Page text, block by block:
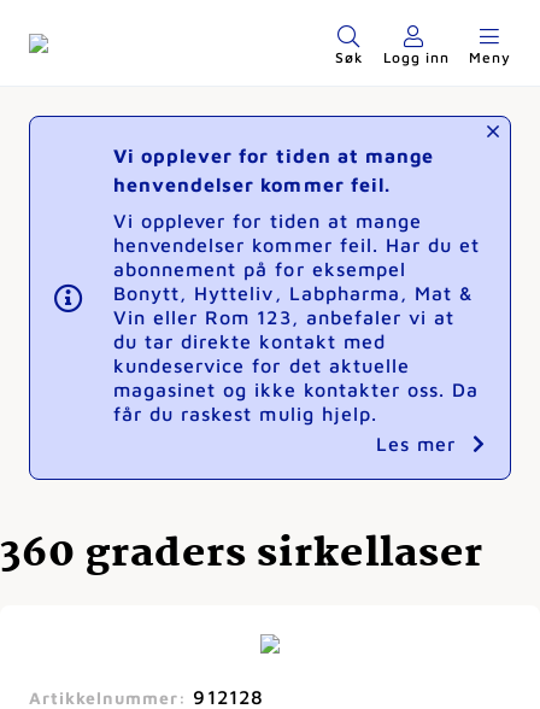
Søk Logg inn Meny
Vi opplever for tiden at mange
henvendelser kommer feil.
Vi opplever for tiden at mange
henvendelser kommer feil. Har du et
abonnement på for eksempel
Bonytt, Hytteliv, Labpharma, Mat &
Vin eller Rom 123, anbefaler vi at
du tar direkte kontakt med
kundeservice for det aktuelle
magasinet og ikke kontakter oss. Da
får du raskest mulig hjelp.
Les mer
360 graders sirkellaser
Artikkelnummer: 912128